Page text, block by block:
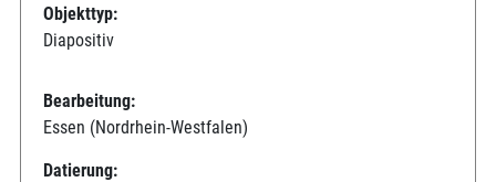
Objekttyp:
Diapositiv
Bearbeitung:
Essen (Nordrhein-Westfalen)
Datierung: